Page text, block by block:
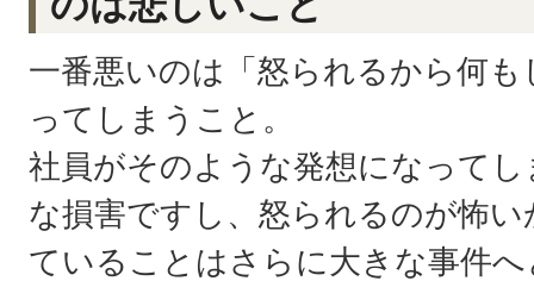
一番悪いのは「怒られるから何
ってしまうこと。
社員がそのような発想になって
な損害ですし、怒られるのが怖
ていることはさらに大きな事件